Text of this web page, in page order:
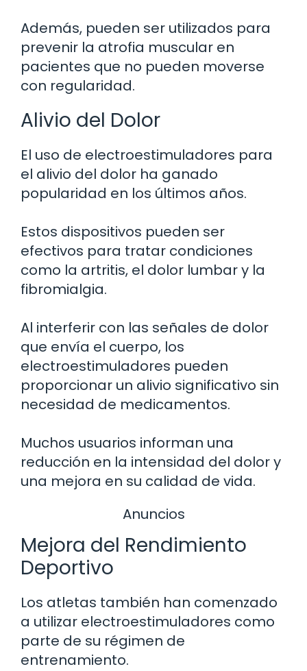
Además, pueden ser utilizados para
prevenir la atrofia muscular en
pacientes que no pueden moverse
con regularidad.
Alivio del Dolor
El uso de electroestimuladores para
el alivio del dolor ha ganado
popularidad en los últimos años.
Estos dispositivos pueden ser
efectivos para tratar condiciones
como la artritis, el dolor lumbar y la
fibromialgia.
Al interferir con las señales de dolor
que envía el cuerpo, los
electroestimuladores pueden
proporcionar un alivio significativo sin
necesidad de medicamentos.
Muchos usuarios informan una
reducción en la intensidad del dolor y
una mejora en su calidad de vida.
Anuncios
Mejora del Rendimiento
Deportivo
Los atletas también han comenzado
a utilizar electroestimuladores como
parte de su régimen de
entrenamiento.